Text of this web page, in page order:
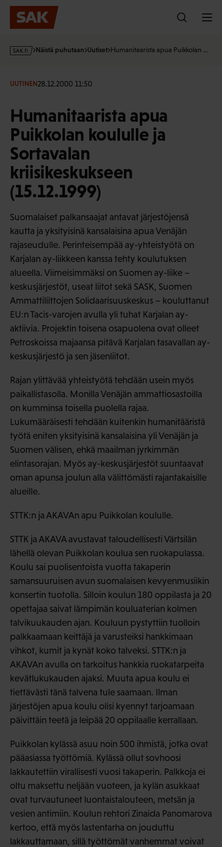
Hyppää
sisältöön
s
·
Näistä puhutaan Uutiset Humanitaarista apua Puikkolan …
UUTINEN28.12.2000 11:50
Humanitaarista apua
Puikkolan koululle ja
Sortavalan
kriisikeskukseen
(15.12.1999)
Suomalaiset palkansaajat antavat järjestöjensä
kautta ja yksityisinä kansalaisina apua Venäjän
rajaseudulle. Perinteisempää ay-yhteistyötä on
Karjalan ay-liikkeen kanssa tehty koulutuksen
alueella. Viimeisimmäksi on Suomen ay-liike –
keskusjärjestöt, useat liitot sekä SASK, Suomen
Ammattiliittojen Solidaarisuuskeskus – kouluttanut
EU:n Tacis-varojen avulla yli tuhat Karjalan ay-
aktiivia. Projektin toisena osapuolena ovat olleet
Petroskoissa majaansa pitävä Karjalan tasavallan ay-
keskusjärjestö ja sen jäsenliitot.
Rajan ylittävää yhteistyötä tehdään usein myös
paikallistasolla. Monilla Venäjän ammattiosastoilla
on kumminsa toisella puolella rajaa.
Lukumääräisesti tehdään kuitenkin humanitääristä
työtä eniten yksityisinä kansalaisina yli Venäjän ja
Suomen välisen, ehkä maailman jyrkimmän
elintasorajan. Myös ay-keskusjärjestöt suuntaavat
oman apunsa joulun alla välittömästi rajantakaisille
alueille.
STTK:n ja AKAVAn apu Puikkolan koululle.
STTK ja AKAVA avustavat taloudellisesti Värtsilän
lähellä olevan Puikkolan koulua sen ruokapulassa.
Koulu sai puolisentoista vuotta takaperin
samansuuruisen avun suomalaisen kevyenmusiikin
konsertin tuotolla. Silloin koulun 180 oppilasta ja 20
opettajaa saivat lämpimän kouluaterian kolmen
talvikuukauden ajan. Kouluun pystyttiin tuolloin
palkkaamaan keittäjä ja varusteiksi hankkimaan
vihkot, kumit ja kynät koko talveksi. STTK:n ja
AKAVAn avulla on tarkoitus hankkia ruokatarpeita
kevätlukukauden ajaksi. Muuta apua koulu ei
tiettävästi tänä talvena tule saamaan. Ilman
järjestöjen apua koulu olisi kyennyt tarjoamaan
päivittäin teetä ja leipää 20 oppilaalle kerrallaan.
Puikkolan kylässä asuu noin 500 ihmistä, jotka ovat
pääasiassa työttömiä. Kylässä ollut sovhoosi
lakkautettiin virallisesti vuosi takaperin. Palkkoja ei
oltu maksettu neljään vuoteen, ja kylän asukkaat
ovat turvautuneet luontaistalouteen, metsän ja
vesien antimiin. Koulun rehtori Zinaida Panomarova
kertoo, että myös lastentarha on jouduttu
lakkauttamaan, sillä työttömät vanhemmat voivat